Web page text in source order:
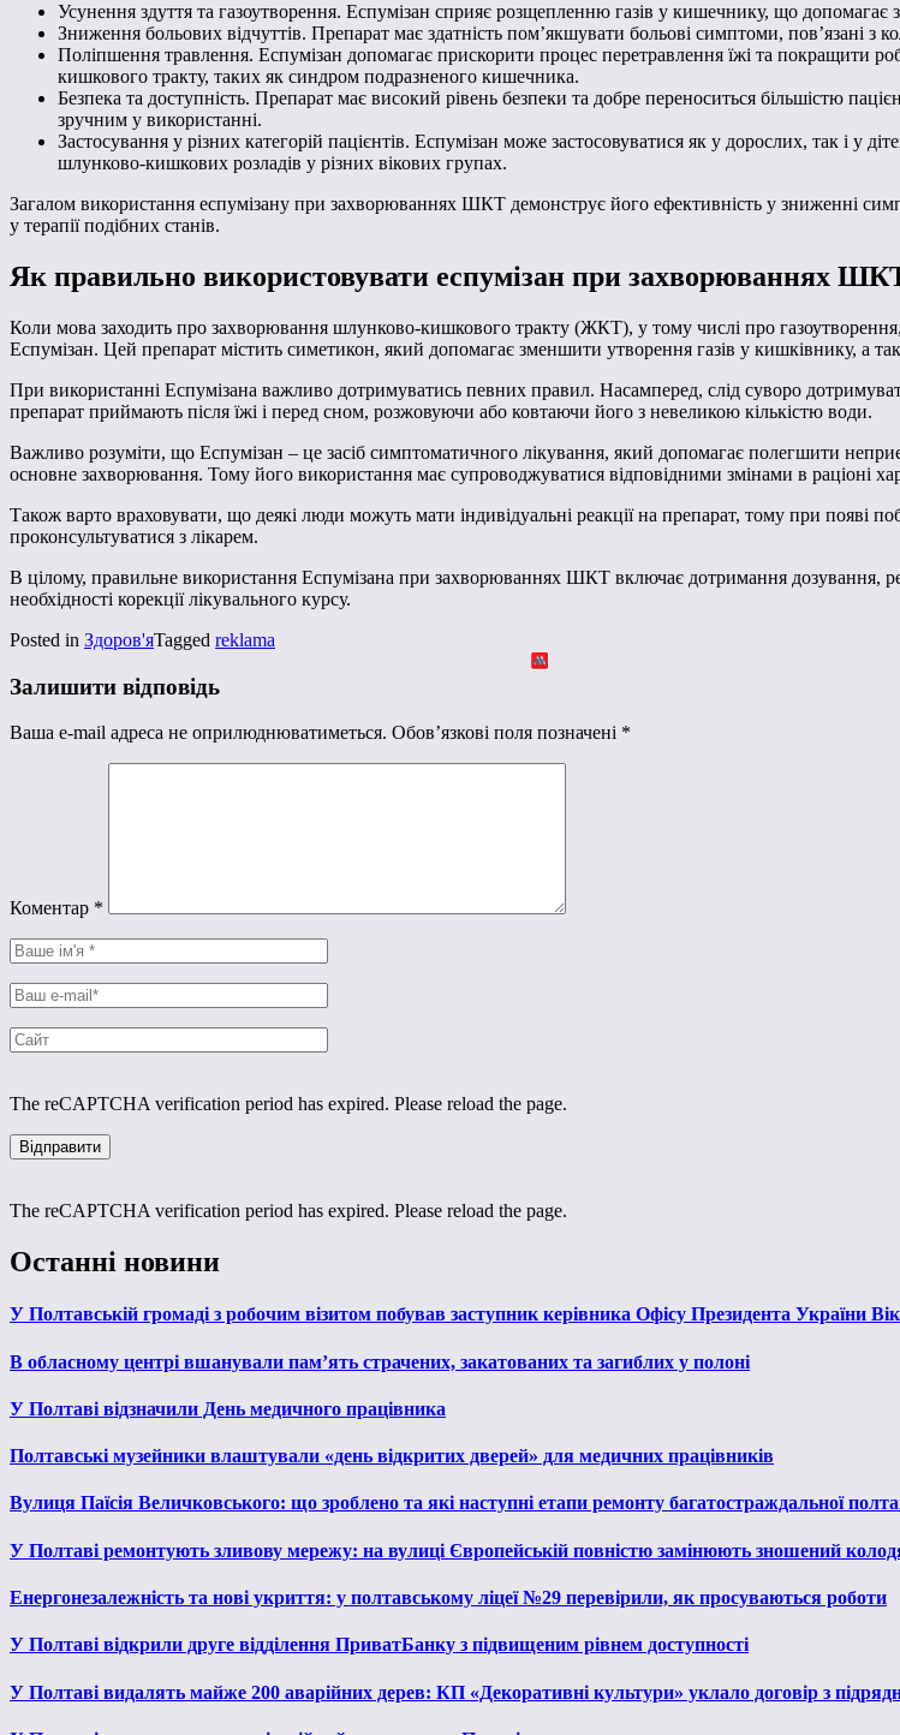
Усунення здуття та газоутворення. Еспумізан сприяє розщепленню газів у кишечнику, що допомагає
Зниження больових відчуттів. Препарат має здатність пом’якшувати больові симптоми, пов’язані
Поліпшення травлення. Еспумізан допомагає прискорити процес перетравлення їжі та
кишкового тракту, таких як синдром подразненого кишечника.
Безпека та доступність. Препарат має високий рівень безпеки та добре переноситься більшістю
зручним у використанні.
Застосування у різних категорій пацієнтів. Еспумізан може застосовуватися як у дорослих, так і у
шлунково-кишкових розладів у різних вікових групах.
Загалом використання еспумізану при захворюваннях ШКТ демонструє його ефективність у зниженні
у терапії подібних станів.
Як правильно використовувати еспумізан при захворюваннях
Коли мова заходить про захворювання шлунково-кишкового тракту (ЖКТ), у тому числі про
Еспумізан. Цей препарат містить симетикон, який допомагає зменшити утворення газів у кишківнику, а
При використанні Еспумізана важливо дотримуватись певних правил. Насамперед, слід суворо
препарат приймають після їжі і перед сном, розжовуючи або ковтаючи його з невеликою кількістю води.
Важливо розуміти, що Еспумізан – це засіб симптоматичного лікування, який допомагає полегшити
основне захворювання. Тому його використання має супроводжуватися відповідними змінами в раціоні
Також варто враховувати, що деякі люди можуть мати індивідуальні реакції на препарат, тому при появі
проконсультуватися з лікарем.
В цілому, правильне використання Еспумізана при захворюваннях ШКТ включає дотримання дозування,
необхідності корекції лікувального курсу.
Posted in Здоров'яTagged reklama
Залишити відповідь
Ваша e-mail адреса не оприлюднюватиметься. Обов’язкові поля позначені *
Коментар *
The reCAPTCHA verification period has expired. Please reload the page.
The reCAPTCHA verification period has expired. Please reload the page.
Останні новини
У Полтавській громаді з робочим візитом побував заступник керівника Офісу Президента України
В обласному центрі вшанували пам’ять страчених, закатованих та загиблих у полоні
У Полтаві відзначили День медичного працівника
Полтавські музейники влаштували «день відкритих дверей» для медичних працівників
Вулиця Паїсія Величковського: що зроблено та які наступні етапи ремонту багатостраждальної
У Полтаві ремонтують зливову мережу: на вулиці Європейській повністю замінюють зношений
Енергонезалежність та нові укриття: у полтавському ліцеї №29 перевірили, як просуваються роботи
У Полтаві відкрили друге відділення ПриватБанку з підвищеним рівнем доступності
У Полтаві видалять майже 200 аварійних дерев: КП «Декоративні культури» уклало договір з